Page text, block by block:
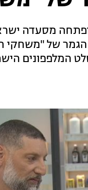
מסעדה
הגמר של
המלפפונים